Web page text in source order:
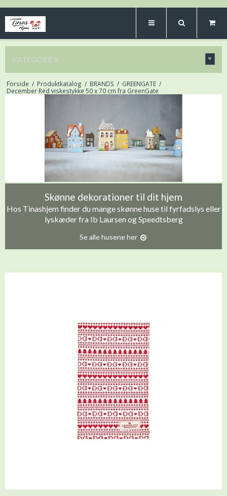
KATEGORIER
Forside / Produktkatalog / BRANDS / GREENGATE /
December Red viskestykke 50 x 70 cm fra GreenGate
Skønne dekorationer til dit hjem
Hos Tinashjem finder du mange skønne huse til fyrfadslys eller
lyskæder fra Ib Laursen og Speedtsberg
Se alle husene her